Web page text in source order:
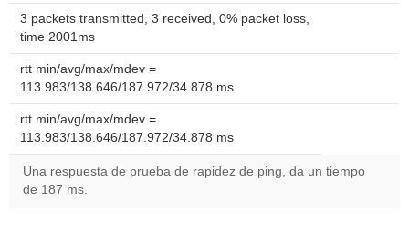
3 packets transmitted, 3 received, 0% packet loss,
time 2001ms
rtt min/avg/max/mdev =
113.983/138.646/187.972/34.878 ms
rtt min/avg/max/mdev =
113.983/138.646/187.972/34.878 ms
Una respuesta de prueba de rapidez de ping, da un tiempo
de 187 ms.